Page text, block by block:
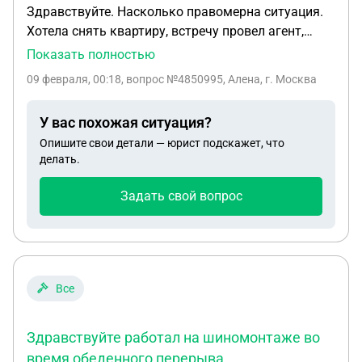
Здравствуйте. Насколько правомерна ситуация.
Хотела снять квартиру, встречу провел агент,
квартира хорошая, но хотела подумать не
уговорил внести аванс. После перевода денег на
указано что задаток не возвращается если я
отказываюсь от сделки. Насколько правомерны
такие соглашения на оказания услуг риелторами
услугу? На след день после передачи аванса,
удобна. Риелтор отказывает в возврате аванса за
Показать полностью
09 февраля, 00:18, вопрос №4850995, Алена, г. Москва
У вас похожая ситуация?
Опишите свои детали — юрист подскажет, что
делать.
Задать свой вопрос
Все
Здравствуйте работал на шиномонтаже во
время обеденного перерыва